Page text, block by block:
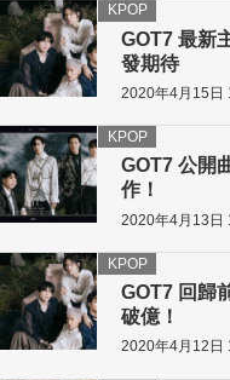
GOT7 最新
發期待
KPOP
2020年4月15日
GOT7 公開
作！
KPOP
2020年4月13日
GOT7 回歸
破億！
KPOP
2020年4月12日